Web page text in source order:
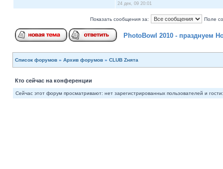
24 дек, 09 20:01
Показать сообщения за: Поле
PhotoBowl 2010 - празднуем
Список форумов » Архив форумов » CLUB Zнята
Кто сейчас на конференции
Сейчас этот форум просматривают: нет зарегистрированных пользователей и